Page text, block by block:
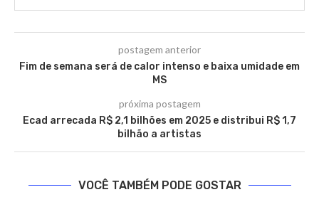
postagem anterior
Fim de semana será de calor intenso e baixa umidade em
MS
próxima postagem
Ecad arrecada R$ 2,1 bilhões em 2025 e distribui R$ 1,7
bilhão a artistas
VOCÊ TAMBÉM PODE GOSTAR